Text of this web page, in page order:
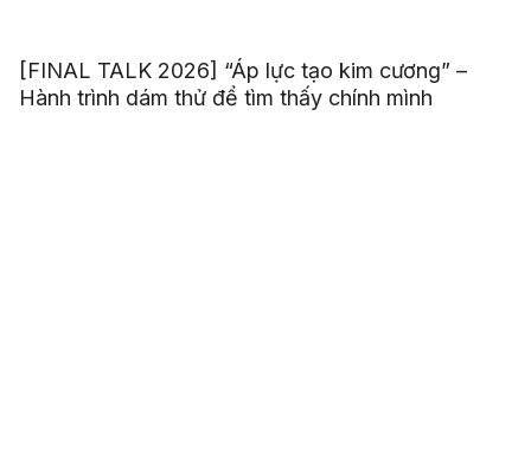
[FINAL TALK 2026] “Áp lực tạo kim cương” –
Hành trình dám thử để tìm thấy chính mình